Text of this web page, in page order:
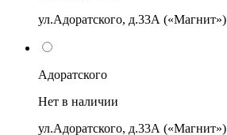
ул.Адоратского, д.33А («Магнит»)
Адоратского
Нет в наличии
ул.Адоратского, д.33А («Магнит»)